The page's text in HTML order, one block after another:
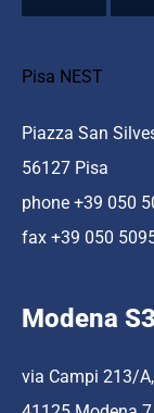
Pisa NEST
Piazza San
56127 Pisa
phone +39 050
fax +39 050
Modena S3
via Campi 213/